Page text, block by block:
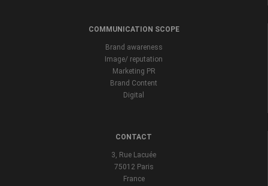
COMMUNICATION SCOPE
Brand awareness
Image/ reputation
Marketing PR
Brand Content
Digital
CONTACT
3, Rue Lacuée
75012 Paris
France